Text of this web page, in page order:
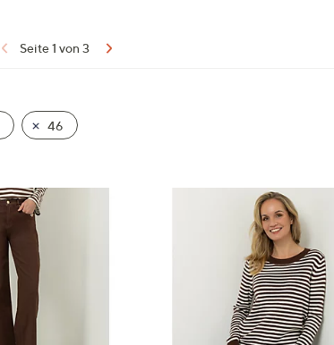
Seite 1 von 3
46